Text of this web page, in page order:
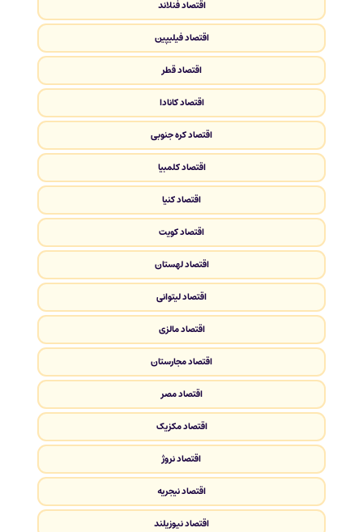
اقتصاد فنلاند
اقتصاد فیلیپین
اقتصاد قطر
اقتصاد کانادا
اقتصاد کره جنوبی
اقتصاد کلمبیا
اقتصاد کنیا
اقتصاد کویت
اقتصاد لهستان
اقتصاد لیتوانی
اقتصاد مالزی
اقتصاد مجارستان
اقتصاد مصر
اقتصاد مکزیک
اقتصاد نروژ
اقتصاد نیجریه
اقتصاد نیوزیلند